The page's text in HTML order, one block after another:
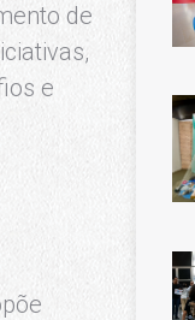
de
e